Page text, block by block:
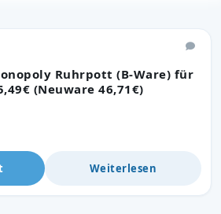
Ruhrpott (B-Ware) für
(Neuware 46,71€)
Weiterlesen